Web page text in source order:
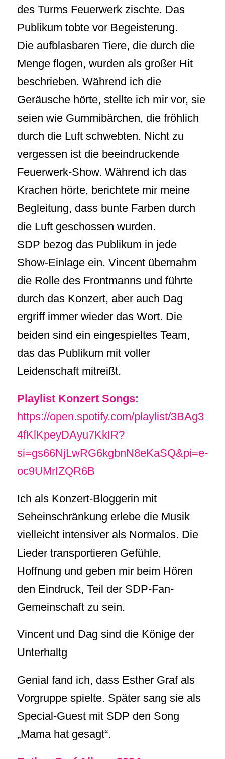
des Turms Feuerwerk zischte. Das
Publikum tobte vor Begeisterung.
Die aufblasbaren Tiere, die durch die
Menge flogen, wurden als großer Hit
beschrieben. Während ich die
Geräusche hörte, stellte ich mir vor, sie
seien wie Gummibärchen, die fröhlich
durch die Luft schwebten. Nicht zu
vergessen ist die beeindruckende
Feuerwerk-Show. Während ich das
Krachen hörte, berichtete mir meine
Begleitung, dass bunte Farben durch
die Luft geschossen wurden.
SDP bezog das Publikum in jede
Show-Einlage ein. Vincent übernahm
die Rolle des Frontmanns und führte
durch das Konzert, aber auch Dag
ergriff immer wieder das Wort. Die
beiden sind ein eingespieltes Team,
das das Publikum mit voller
Leidenschaft mitreißt.
Playlist Konzert Songs:
https://open.spotify.com/playlist/3BAg3
4fKlKpeyDAyu7KkIR?
si=gs66NjLwRG6kgbnN8eKaSQ&pi=e-
oc9UMrIZQR6B
Ich als Konzert-Bloggerin mit
Seheinschränkung erlebe die Musik
vielleicht intensiver als Normalos. Die
Lieder transportieren Gefühle,
Hoffnung und geben mir beim Hören
den Eindruck, Teil der SDP-Fan-
Gemeinschaft zu sein.
Vincent und Dag sind die Könige der
Unterhaltg
Genial fand ich, dass Esther Graf als
Vorgruppe spielte. Später sang sie als
Special-Guest mit SDP den Song
„Mama hat gesagt“.